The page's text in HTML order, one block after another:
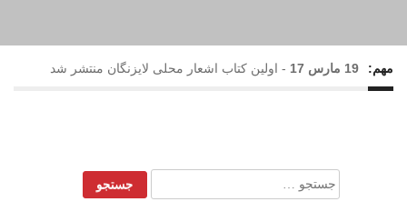
مهم: 19 مارس 17 - اولین کتاب اشعار محلی لایزنگان منتشر شد
جستجو
برای: